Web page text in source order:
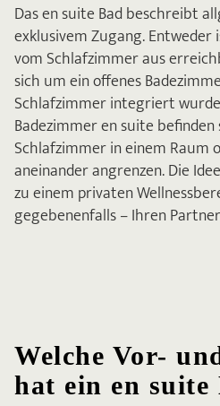
Das en suite Bad beschreibt
exklusivem Zugang. Entweder
vom Schlafzimmer aus
sich um ein offenes
Schlafzimmer integriert
Badezimmer en suite befinden
Schlafzimmer in einem Raum
aneinander angrenzen. Die
zu einem privaten
gegebenenfalls – Ihren
Welche Vor-
hat ein en suite